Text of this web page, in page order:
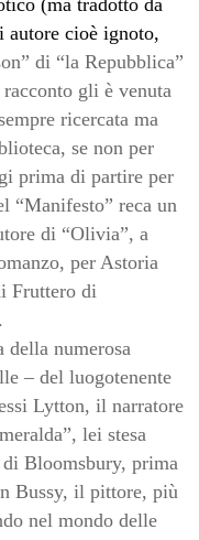
(ma tradotto da
cioè ignoto,
di “la Repubblica”
gli è venuta
ricercata ma
se non per
prima di partire per
“Manifesto” reca un
di “Olivia”, a
per Astoria
Fruttero di
della numerosa
– del luogotenente
Lytton, il narratore
lei stesa
Bloomsbury, prima
Bussy, il pittore, più
nel mondo delle